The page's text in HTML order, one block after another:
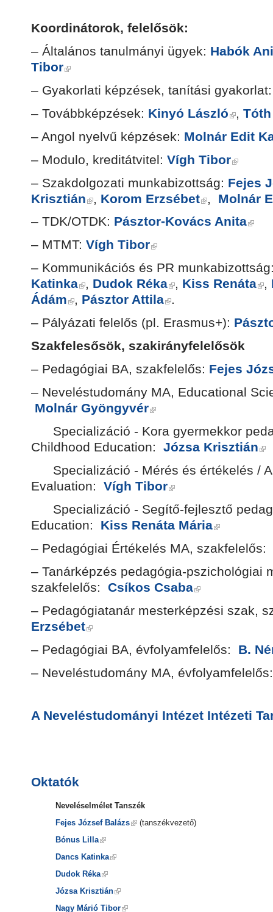
Koordinátorok, felelősök:
– Általános tanulmányi ügyek: Habók
Tibor
– Gyakorlati képzések, tanítási
– Továbbképzések: Kinyó László ,
– Angol nyelvű képzések: Molnár Edit
– Modulo, kreditátvitel: Vígh Tibor
– Szakdolgozati munkabizottság: Fejes
Krisztián , Korom Erzsébet , Molnár
– TDK/OTDK: Pásztor-Kovács Anita
– MTMT: Vígh Tibor
– Kommunikációs és PR
Katinka , Dudok Réka , Kiss Renáta ,
Ádám , Pásztor Attila .
– Pályázati felelős (pl. Erasmus+):
Szakfelesősök, szakirányfelelősök
– Pedagógiai BA, szakfelelős: Fejes
– Neveléstudomány MA, Educational
Molnár Gyöngyvér
Specializáció - Kora gyermekkor
Childhood Education: Józsa Krisztián
Specializáció - Mérés és értékelés /
Evaluation: Vígh Tibor
Specializáció - Segítő-fejlesztő
Education: Kiss Renáta Mária
– Pedagógiai Értékelés MA, szakfelelős:
– Tanárképzés pedagógia-pszichológiai
szakfelelős: Csíkos Csaba
– Pedagógiatanár mesterképzési szak,
Erzsébet
– Pedagógiai BA, évfolyamfelelős: B.
– Neveléstudomány MA,
A Neveléstudományi Intézet Intézeti
Oktatók
Neveléselmélet Tanszék
Fejes József Balázs
(tanszékvezető)
Bónus Lilla
Dancs Katinka
Dudok Réka
Józsa Krisztián
Nagy Márió Tibor